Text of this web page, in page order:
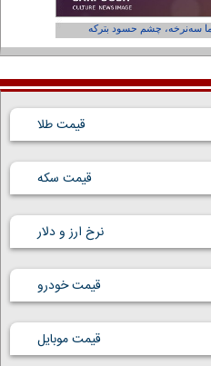
ما سه‌نرخه، چشم حسود بترکه
قیمت طلا
قیمت سکه
نرخ ارز و دلار
قیمت خودرو
قیمت موبایل